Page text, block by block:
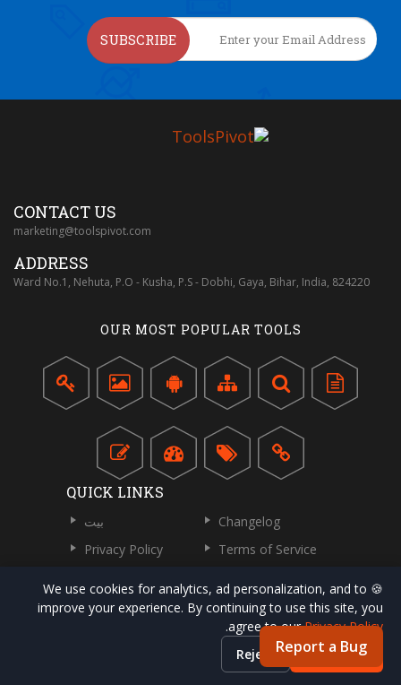
Report a Bug
SUBSCRIBE
CONTACT US
marketing@toolspivot.com
ADDRESS
Ward No.1, Nehuta, P.O - Kusha, P.S - Dobhi, Gaya, Bihar, India, 824220
OUR MOST POPULAR TOOLS
QUICK LINKS
بيت
Changelog
Privacy Policy
Terms of Service
معلومات عنا
🍪 We use cookies for analytics, ad personalization, and to
improve your experience. By continuing to use this site, you
agree to ourPrivacy Policy
.
Accept all
Reject